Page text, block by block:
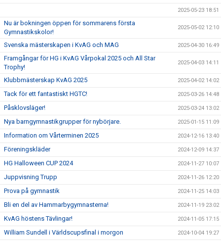
2025-05-23 18:51
Nu är bokningen öppen för sommarens första
Gymnastikskolor!
2025-05-02 12:10
Svenska mästerskapen i KvAG och MAG 2025-04-30 16:49
Framgångar för HG i KvAG Vårpokal 2025 och All Star
Trophy!
2025-04-03 14:11
Klubbmästerskap KvAG 2025 2025-04-02 14:02
Tack för ett fantastiskt HGTC! 2025-03-26 14:48
Påsklovsläger! 2025-03-24 13:02
Nya barngymnastikgrupper för nybörjare. 2025-01-15 11:09
Information om Vårterminen 2025 2024-12-16 13:40
Föreningskläder 2024-12-09 14:37
HG Halloween CUP 2024 2024-11-27 10:07
Juppvisning Trupp 2024-11-26 12:20
Prova på gymnastik 2024-11-25 14:03
Bli en del av Hammarbygymnasterna! 2024-11-19 23:02
KvAG höstens Tävlingar! 2024-11-05 17:15
William Sundell i Världscupsfinal i morgon 2024-10-04 19:27